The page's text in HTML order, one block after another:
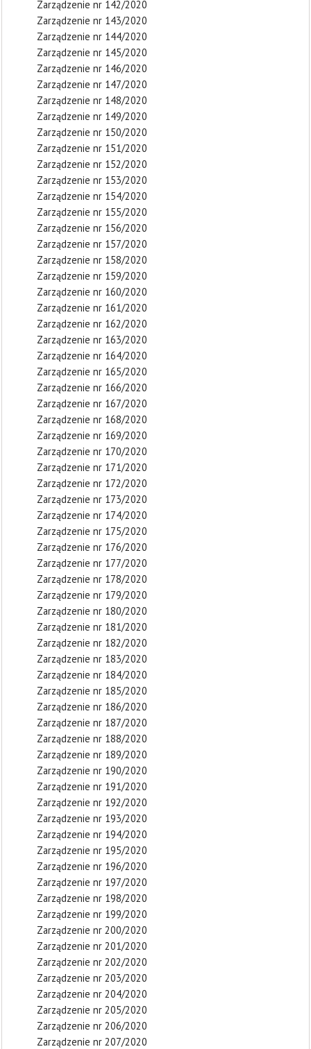
Zarządzenie nr 142/2020
Zarządzenie nr 143/2020
Zarządzenie nr 144/2020
Zarządzenie nr 145/2020
Zarządzenie nr 146/2020
Zarządzenie nr 147/2020
Zarządzenie nr 148/2020
Zarządzenie nr 149/2020
Zarządzenie nr 150/2020
Zarządzenie nr 151/2020
Zarządzenie nr 152/2020
Zarządzenie nr 153/2020
Zarządzenie nr 154/2020
Zarządzenie nr 155/2020
Zarządzenie nr 156/2020
Zarządzenie nr 157/2020
Zarządzenie nr 158/2020
Zarządzenie nr 159/2020
Zarządzenie nr 160/2020
Zarządzenie nr 161/2020
Zarządzenie nr 162/2020
Zarządzenie nr 163/2020
Zarządzenie nr 164/2020
Zarządzenie nr 165/2020
Zarządzenie nr 166/2020
Zarządzenie nr 167/2020
Zarządzenie nr 168/2020
Zarządzenie nr 169/2020
Zarządzenie nr 170/2020
Zarządzenie nr 171/2020
Zarządzenie nr 172/2020
Zarządzenie nr 173/2020
Zarządzenie nr 174/2020
Zarządzenie nr 175/2020
Zarządzenie nr 176/2020
Zarządzenie nr 177/2020
Zarządzenie nr 178/2020
Zarządzenie nr 179/2020
Zarządzenie nr 180/2020
Zarządzenie nr 181/2020
Zarządzenie nr 182/2020
Zarządzenie nr 183/2020
Zarządzenie nr 184/2020
Zarządzenie nr 185/2020
Zarządzenie nr 186/2020
Zarządzenie nr 187/2020
Zarządzenie nr 188/2020
Zarządzenie nr 189/2020
Zarządzenie nr 190/2020
Zarządzenie nr 191/2020
Zarządzenie nr 192/2020
Zarządzenie nr 193/2020
Zarządzenie nr 194/2020
Zarządzenie nr 195/2020
Zarządzenie nr 196/2020
Zarządzenie nr 197/2020
Zarządzenie nr 198/2020
Zarządzenie nr 199/2020
Zarządzenie nr 200/2020
Zarządzenie nr 201/2020
Zarządzenie nr 202/2020
Zarządzenie nr 203/2020
Zarządzenie nr 204/2020
Zarządzenie nr 205/2020
Zarządzenie nr 206/2020
Zarządzenie nr 207/2020